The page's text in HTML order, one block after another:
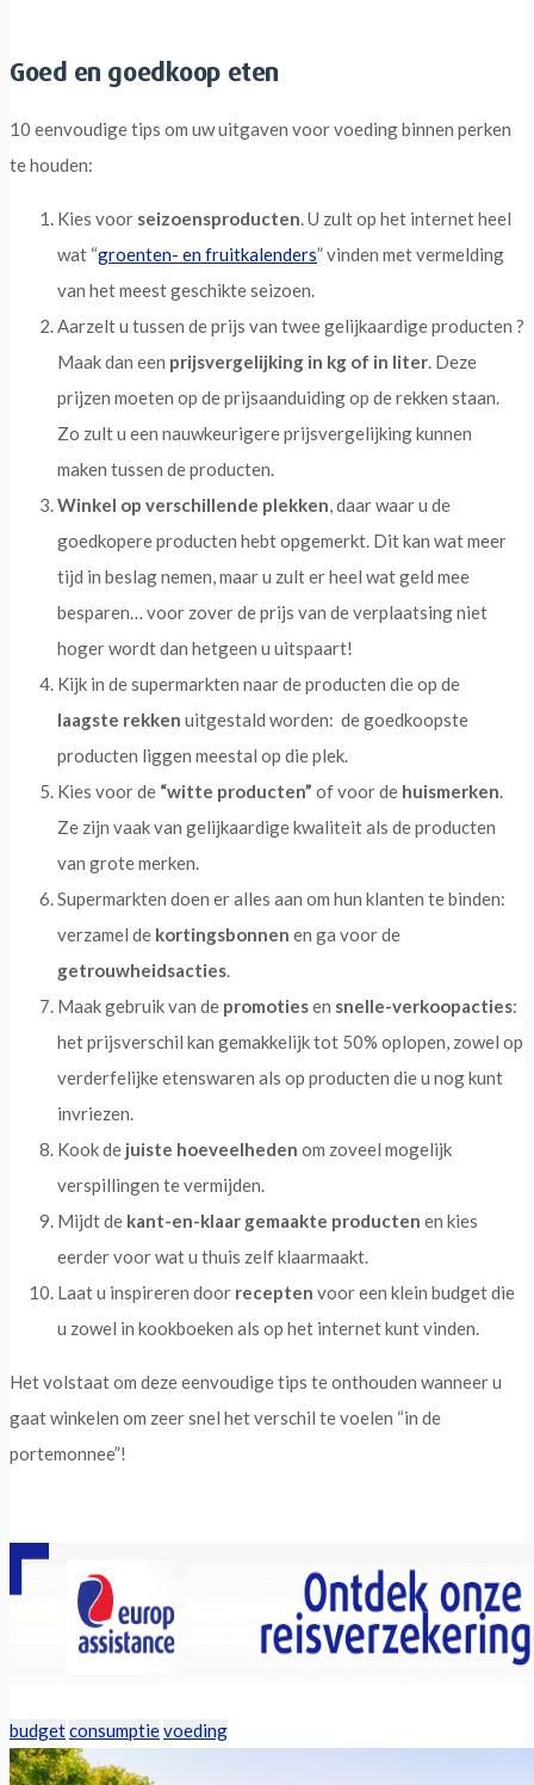
Goed en goedkoop eten
10 eenvoudige tips om uw uitgaven voor voeding binnen perken
te houden:
Kies voor seizoensproducten. U zult op het internet heel
wat “groenten- en fruitkalenders” vinden met vermelding
van het meest geschikte seizoen.
Aarzelt u tussen de prijs van twee gelijkaardige producten ?
Maak dan een prijsvergelijking in kg of in liter. Deze
prijzen moeten op de prijsaanduiding op de rekken staan.
Zo zult u een nauwkeurigere prijsvergelijking kunnen
maken tussen de producten.
Winkel op verschillende plekken, daar waar u de
goedkopere producten hebt opgemerkt. Dit kan wat meer
tijd in beslag nemen, maar u zult er heel wat geld mee
besparen… voor zover de prijs van de verplaatsing niet
hoger wordt dan hetgeen u uitspaart!
Kijk in de supermarkten naar de producten die op de
laagste rekken uitgestald worden: de goedkoopste
producten liggen meestal op die plek.
Kies voor de “witte producten” of voor de huismerken.
Ze zijn vaak van gelijkaardige kwaliteit als de producten
van grote merken.
Supermarkten doen er alles aan om hun klanten te binden:
verzamel de kortingsbonnen en ga voor de
getrouwheidsacties.
Maak gebruik van de promotiesen snelle-verkoopacties:
het prijsverschil kan gemakkelijk tot 50% oplopen, zowel op
verderfelijke etenswaren als op producten die u nog kunt
invriezen.
Kook de juiste hoeveelheden om zoveel mogelijk
verspillingen te vermijden.
Mijdt de kant-en-klaar gemaakte producten en kies
eerder voor wat u thuis zelf klaarmaakt.
Laat u inspireren door recepten voor een klein budget die
u zowel in kookboeken als op het internet kunt vinden.
Het volstaat om deze eenvoudige tips te onthouden wanneer u
gaat winkelen om zeer snel het verschil te voelen “in de
portemonnee”!
budgetconsumptievoeding